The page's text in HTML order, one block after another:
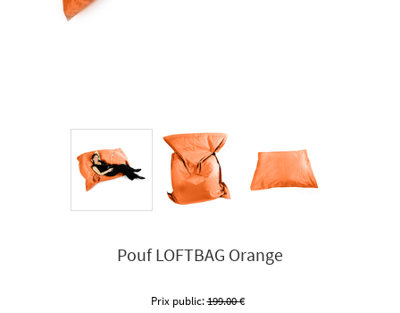
Pouf LOFTBAG Orange
Prix public:199.00€